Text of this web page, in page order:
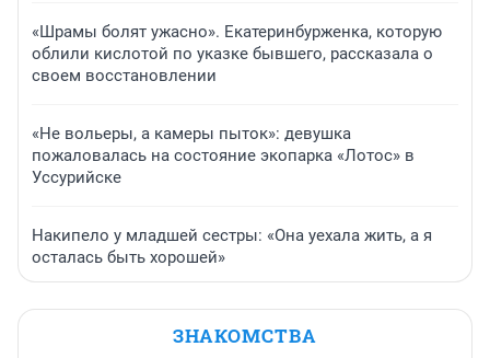
«Шрамы болят ужасно». Екатеринбурженка, которую
облили кислотой по указке бывшего, рассказала о
своем восстановлении
«Не вольеры, а камеры пыток»: девушка
пожаловалась на состояние экопарка «Лотос» в
Уссурийске
Накипело у младшей сестры: «Она уехала жить, а я
осталась быть хорошей»
ЗНАКОМСТВА